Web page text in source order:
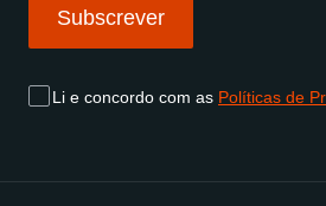
Subscrever
Li e concordo com as Políticas de